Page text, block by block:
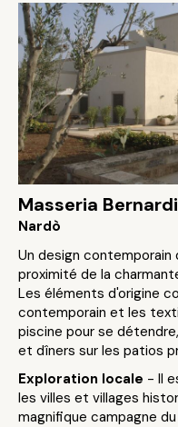
Masseria
Nardò
Un design contemporain
proximité de la
Les éléments d'origine
contemporain et les
piscine pour se
et dîners sur les patios
Exploration locale - Il
les villes et villages
magnifique campagne